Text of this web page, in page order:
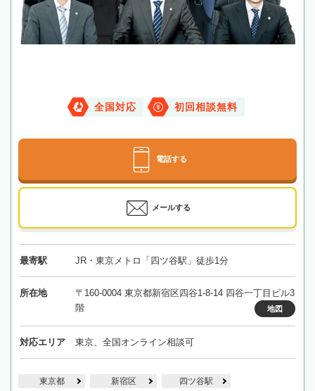
全国対応 初回相談無料
電話する
メールする
最寄駅 JR・東京メトロ「四ツ谷駅」徒歩1分
所在地
〒160-0004 東京都新宿区四谷1-8-14 四谷一丁目ビル3
階
地図
対応エリア 東京、全国オンライン相談可
東京都 新宿区 四ツ谷駅